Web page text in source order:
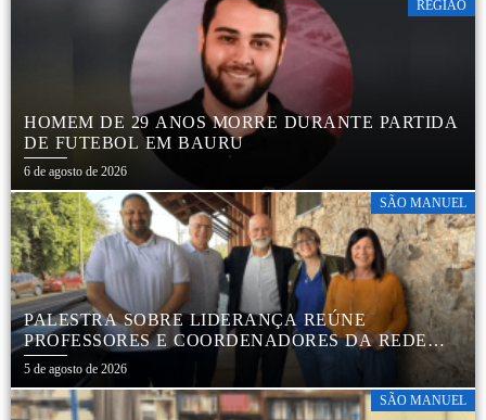
REGIÃO
HOMEM DE 29 ANOS MORRE DURANTE PARTIDA
DE FUTEBOL EM BAURU
6 de agosto de 2026
SÃO MANUEL
PALESTRA SOBRE LIDERANÇA REÚNE
PROFESSORES E COORDENADORES DA REDE
MUNICIPAL
5 de agosto de 2026
SÃO MANUEL